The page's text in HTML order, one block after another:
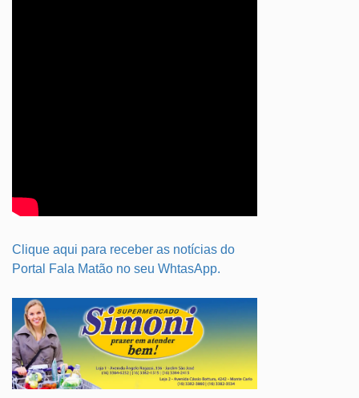
Clique aqui para receber as notícias do
Portal Fala Matão no seu WhtasApp.